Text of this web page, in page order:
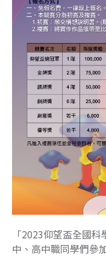
「2023仰望盃全國
中、高中職同學們參